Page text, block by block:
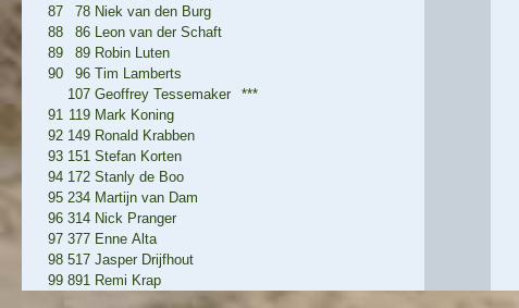
87
78 Niek van den Burg
88
86 Leon van der Schaft
89
89 Robin Luten
90
96 Tim Lamberts
107 Geoffrey Tessemaker
***
91 119 Mark Koning
92 149 Ronald Krabben
93 151 Stefan Korten
94 172 Stanly de Boo
95 234 Martijn van Dam
96 314 Nick Pranger
97 377 Enne Alta
98 517 Jasper Drijfhout
99 891 Remi Krap